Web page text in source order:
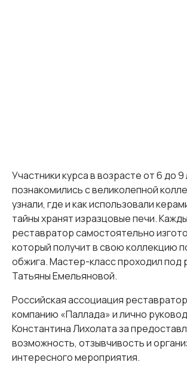
Участники курса в возрасте от 6 до 9
познакомились с великолепной
узнали, где и как использовали
тайны хранят изразцовые печи.
реставратор самостоятельно
который получит в свою коллекцию
обжига. Мастер-класс проходил под
Татьяны Емельяновой.
Российская ассоциация
компанию «Паллада» и лично
Константина Лихолата за
возможность, отзывчивость и
интересного мероприятия.